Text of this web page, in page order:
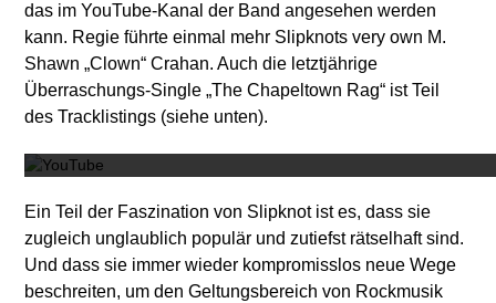
das im YouTube-Kanal der Band angesehen werden
kann. Regie führte einmal mehr Slipknots very own M.
Shawn „Clown“ Crahan. Auch die letztjährige
Überraschungs-Single „The Chapeltown Rag“ ist Teil
des Tracklistings (siehe unten).
Ein Teil der Faszination von Slipknot ist es, dass sie
zugleich unglaublich populär und zutiefst rätselhaft sind.
Und dass sie immer wieder kompromisslos neue Wege
beschreiten, um den Geltungsbereich von Rockmusik